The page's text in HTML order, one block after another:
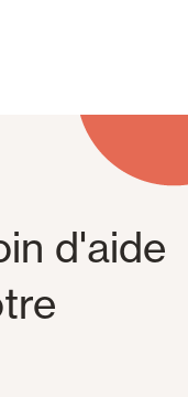
d'aide